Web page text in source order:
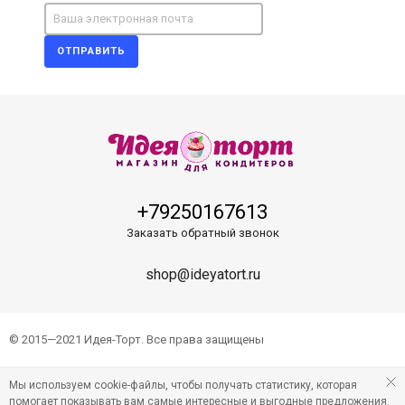
ОТПРАВИТЬ
+79250167613
Заказать обратный звонок
shop@ideyatort.ru
© 2015—2021 Идея-Торт. Все права защищены
Мы используем cookie-файлы, чтобы получать статистику, которая
помогает показывать вам самые интересные и выгодные предложения.